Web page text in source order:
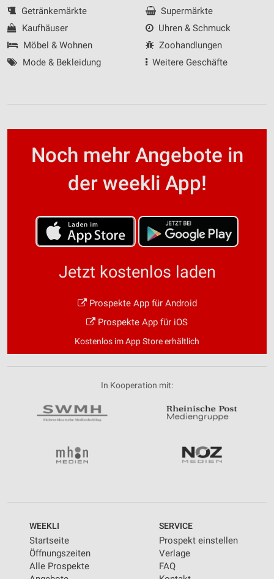
Getränkemärkte
Kaufhäuser
Möbel & Wohnen
Mode & Bekleidung
Supermärkte
Uhren & Schmuck
Zoohandlungen
Weitere Geschäfte
Noch mehr Angebote in
der weekli App!
Jetzt kostenlos laden
Prospekte App für Android
Prospekte App für iOS
Kostenlos im App Store erhältlich
In Kooperation mit:
WEEKLI
Startseite
Öffnungszeiten
Alle Prospekte
SERVICE
Prospekt einstellen
Verlage
FAQ